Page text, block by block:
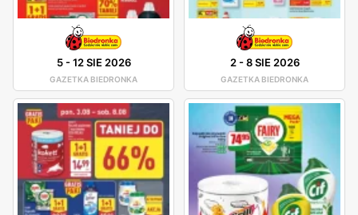
5-12 SIE 2026
GAZETKA BIEDRONKA
2-8 SIE 2026
GAZETKA BIEDRONKA